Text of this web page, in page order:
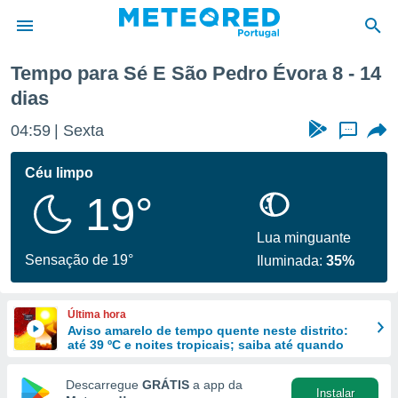
da
foi
para
e
forma
Tempo para Sé E São Pedro Évora 8 - 14
dias
04:59 Sexta ...
Céu limpo
19°
Sensação de 19°
Lua minguante
Iluminada:35%
Última hora
Aviso amarelo de tempo quente neste distrito:
até 39 ºC e noites tropicais; saiba até quando
Descarregue GRÁTIS a app da
Instalar